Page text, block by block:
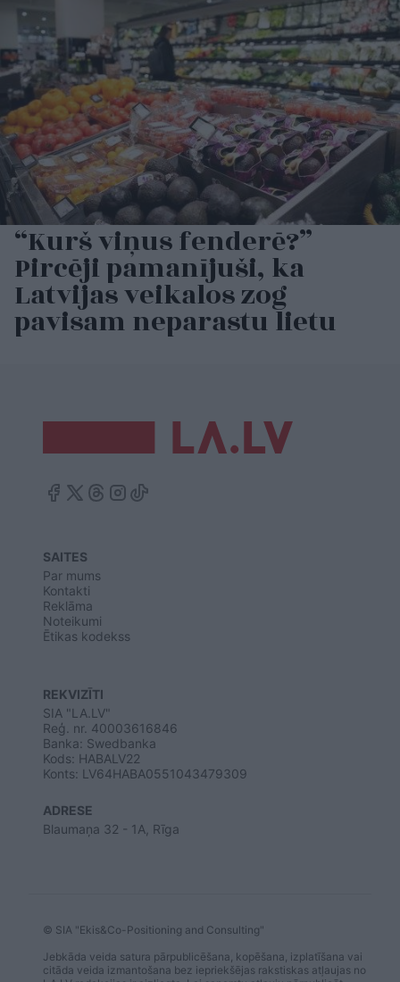
“Kurš viņus fenderē?”
Pircēji pamanījuši, ka
Latvijas veikalos zog
pavisam neparastu lietu
SAITES
Par mums
Kontakti
Reklāma
Noteikumi
Ētikas kodekss
REKVIZĪTI
SIA "LA.LV"
Reģ. nr. 40003616846
Banka: Swedbanka
Kods: HABALV22
Konts: LV64HABA0551043479309
ADRESE
Blaumaņa 32 - 1A, Rīga
© SIA "Ekis&Co-Positioning and Consulting"
Jebkāda veida satura pārpublicēšana, kopēšana, izplatīšana vai
citāda veida izmantošana bez iepriekšējas rakstiskas atļaujas no